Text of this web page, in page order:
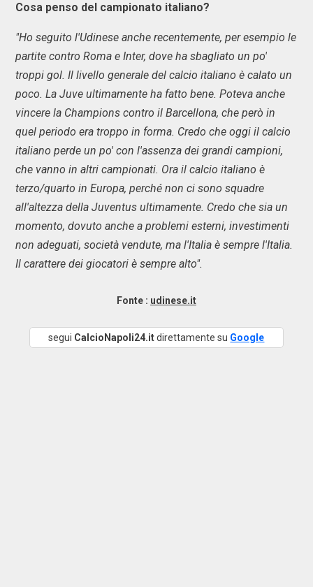
Cosa penso del campionato italiano?
"Ho seguito l'Udinese anche recentemente, per esempio le
partite contro Roma e Inter, dove ha sbagliato un po'
troppi gol. Il livello generale del calcio italiano è calato un
poco. La Juve ultimamente ha fatto bene. Poteva anche
vincere la Champions contro il Barcellona, che però in
quel periodo era troppo in forma. Credo che oggi il calcio
italiano perde un po' con l'assenza dei grandi campioni,
che vanno in altri campionati. Ora il calcio italiano è
terzo/quarto in Europa, perché non ci sono squadre
all'altezza della Juventus ultimamente. Credo che sia un
momento, dovuto anche a problemi esterni, investimenti
non adeguati, società vendute, ma l'Italia è sempre l'Italia.
Il carattere dei giocatori è sempre alto".
Fonte : udinese.it
segui CalcioNapoli24.itdirettamente su Google